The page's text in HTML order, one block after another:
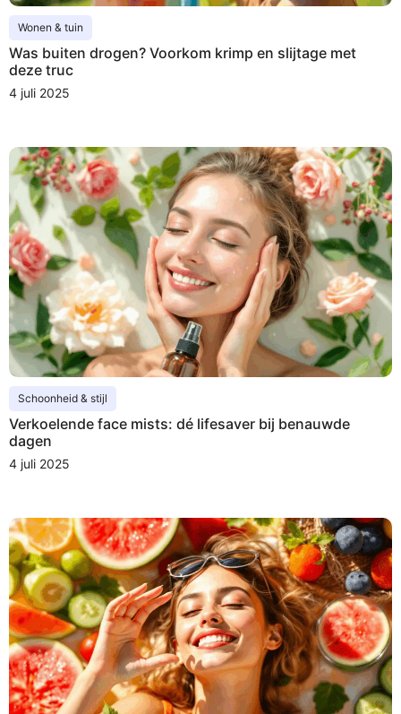
Wonen & tuin
Was buiten drogen? Voorkom krimp en slijtage met
deze truc
4 juli 2025
Schoonheid & stijl
Verkoelende face mists: dé lifesaver bij benauwde
dagen
4 juli 2025